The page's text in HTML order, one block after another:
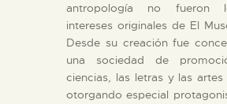
antropología no fueron
intereses originales de El
Desde su creación fue
una sociedad de
ciencias, las letras y las artes
otorgando especial